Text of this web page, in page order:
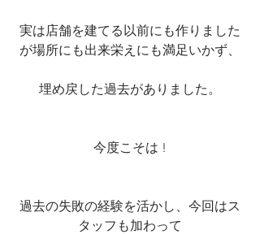
実は店舗を建てる以前にも作りました
が場所にも出来栄えにも満足いかず、
埋め戻した過去がありました。
今度こそは !
過去の失敗の経験を活かし、今回はス
タッフも加わって